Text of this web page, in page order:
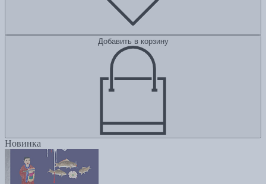
Добавить в корзину
Новинка